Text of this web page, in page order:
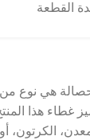
القطعة
هي نوع من
غطاء هذا
الكرتون،